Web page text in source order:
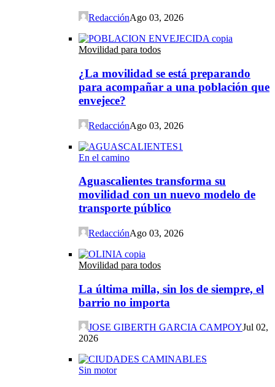
RedacciónAgo 03, 2026
Movilidad para todos
¿La movilidad se está preparando
para acompañar a una población que
envejece?
RedacciónAgo 03, 2026
En el camino
Aguascalientes transforma su
movilidad con un nuevo modelo de
transporte público
RedacciónAgo 03, 2026
Movilidad para todos
La última milla, sin los de siempre, el
barrio no importa
JOSE GIBERTH GARCIA CAMPOYJul 02,
2026
Sin motor